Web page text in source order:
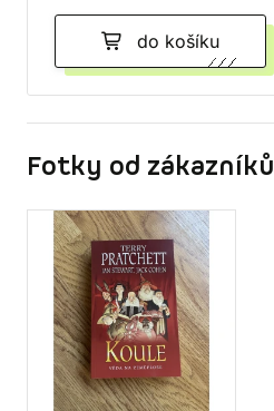
do košíku
Fotky od zákazníků